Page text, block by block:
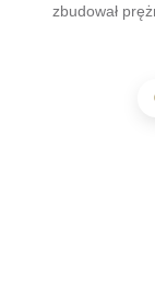
zbudował